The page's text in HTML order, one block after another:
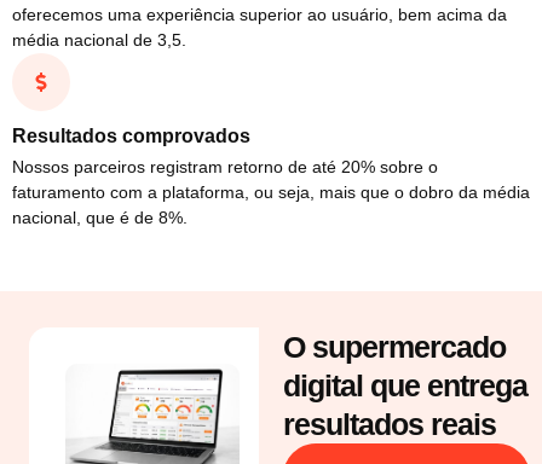
oferecemos uma experiência superior ao usuário, bem acima da
média nacional de 3,5.
Resultados comprovados
Nossos parceiros registram retorno de até 20% sobre o
faturamento com a plataforma, ou seja, mais que o dobro da média
nacional, que é de 8%.
O supermercado
digital que entrega
resultados reais